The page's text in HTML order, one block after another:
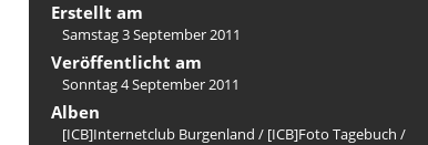
Erstellt am
Samstag 3 September 2011
Veröffentlicht am
Sonntag 4 September 2011
Alben
[ICB]Internetclub Burgenland / [ICB]Foto Tagebuch /